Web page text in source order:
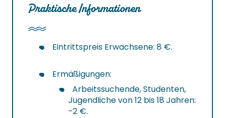
Praktische Informationen
Eintrittspreis Erwachsene: 8 €.
Ermäßigungen:
Arbeitssuchende, Studenten,
Jugendliche von 12 bis 18 Jahren:
-2 €.